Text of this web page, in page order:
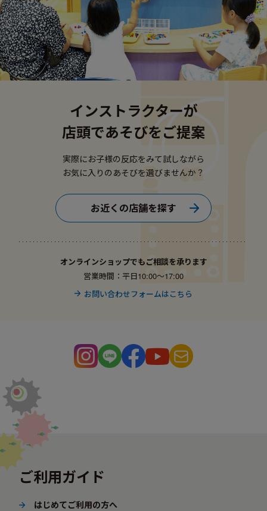
インストラクターが
店頭であそびをご提案
実際にお子様の反応をみて試しながら
お気に入りのあそびを選びませんか？
お近くの店舗を探す
オンラインショップでもご相談を承ります
営業時間：平日10:00〜17:00
お問い合わせフォームはこちら
ご利用ガイド
はじめてご利用の方へ